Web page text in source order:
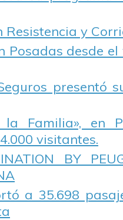
Resistencia y
Posadas desde
presentó
Familia», en
visitantes.
BY
a 35.698